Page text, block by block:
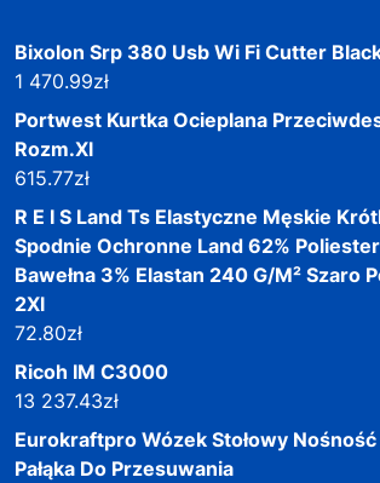
Bixolon Srp 380 Usb Wi Fi Cutter
1 470.99zł
Portwest Kurtka Ocieplana
Rozm.Xl
615.77zł
R E I S Land Ts Elastyczne Męskie
Spodnie Ochronne Land 62%
Bawełna 3% Elastan 240 G/M² Szaro
2Xl
72.80zł
Ricoh IM C3000
13 237.43zł
Eurokraftpro Wózek Stołowy Nośność
Pałąka Do Przesuwania